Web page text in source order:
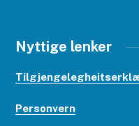
Nyttige lenker
Personvern